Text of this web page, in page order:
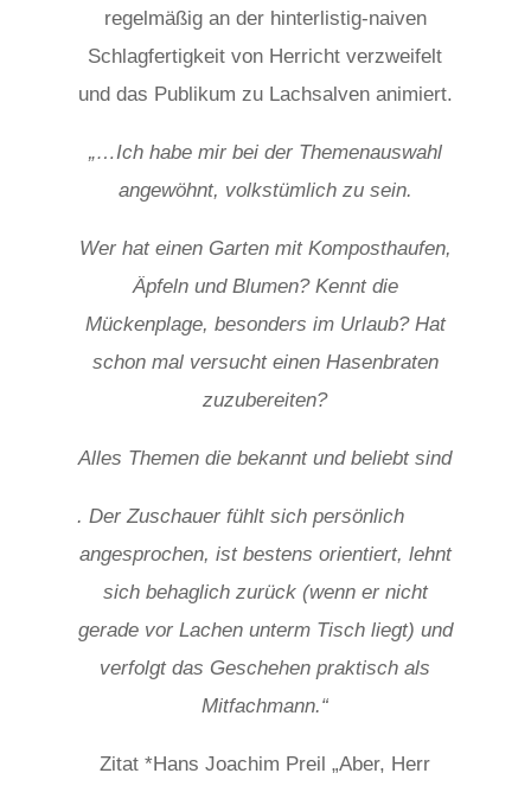
regelmäßig an der hinterlistig-naiven
Schlagfertigkeit von Herricht verzweifelt
und das Publikum zu Lachsalven animiert.
„…Ich habe mir bei der Themenauswahl
angewöhnt, volkstümlich zu sein.
Wer hat einen Garten mit Komposthaufen,
Äpfeln und Blumen? Kennt die
Mückenplage, besonders im Urlaub? Hat
schon mal versucht einen Hasenbraten
zuzubereiten?
Alles Themen die bekannt und beliebt sind
relaisvih12
. Der Zuschauer fühlt sich persönlich
angesprochen, ist bestens orientiert, lehnt
sich behaglich zurück (wenn er nicht
gerade vor Lachen unterm Tisch liegt) und
verfolgt das Geschehen praktisch als
Mitfachmann.“
Zitat *Hans Joachim Preil „Aber, Herr